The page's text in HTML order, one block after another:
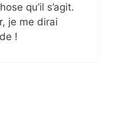
qu’il s’agit.
je me dirai
!